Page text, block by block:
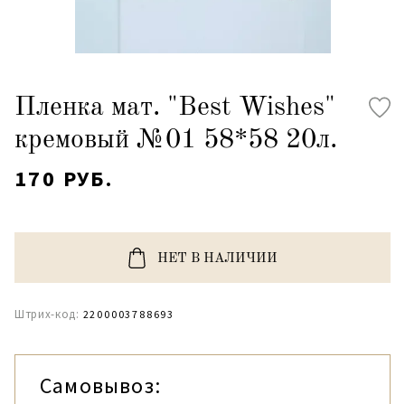
Пленка мат. "Best Wishes"
кремовый №01 58*58 20л.
170 РУБ.
НЕТ В НАЛИЧИИ
Штрих-код: 2200003788693
Самовывоз: